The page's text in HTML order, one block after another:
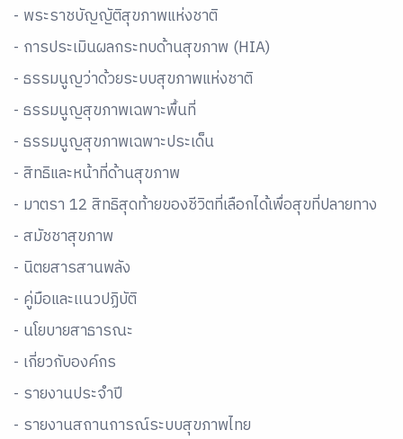
- พระราชบัญญัติสุขภาพแห่งชาติ
- การประเมินผลกระทบด้านสุขภาพ (HIA)
- ธรรมนูญว่าด้วยระบบสุขภาพแห่งชาติ
- ธรรมนูญสุขภาพเฉพาะพื้นที่
- ธรรมนูญสุขภาพเฉพาะประเด็น
- สิทธิและหน้าที่ด้านสุขภาพ
- มาตรา 12 สิทธิสุดท้ายของชีวิตที่เลือกได้เพื่อสุขที่ปลายทาง
- สมัชชาสุขภาพ
- นิตยสารสานพลัง
- คู่มือและเเนวปฏิบัติ
- นโยบายสาธารณะ
- เกี่ยวกับองค์กร
- รายงานประจำปี
- รายงานสถานการณ์ระบบสุขภาพไทย